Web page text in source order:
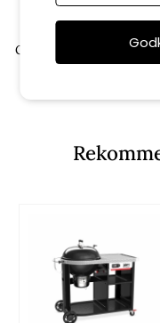
Weber
Grillmatta 114x190 cm -